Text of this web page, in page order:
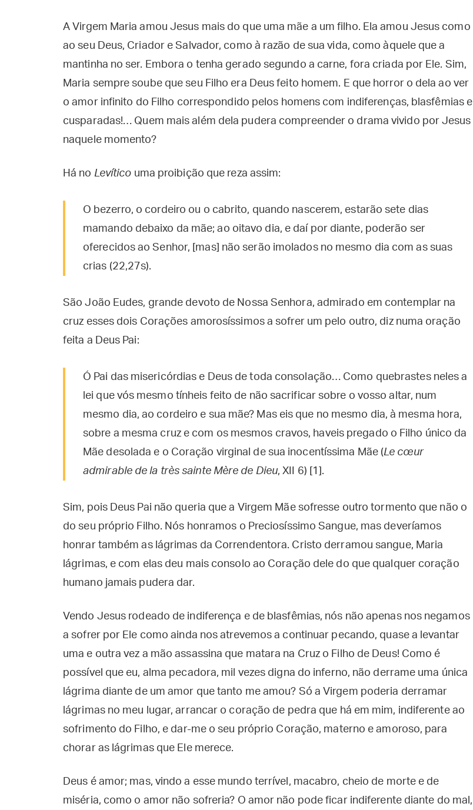
A Virgem Maria amou Jesus mais do que uma mãe a um filho. Ela amou Jesus como
ao seu Deus, Criador e Salvador, como à razão de sua vida, como àquele que a
mantinha no ser. Embora o tenha gerado segundo a carne, fora criada por Ele. Sim,
Maria sempre soube que seu Filho era Deus feito homem. E que horror o dela ao ver
o amor infinito do Filho correspondido pelos homens com indiferenças, blasfêmias e
cusparadas!… Quem mais além dela pudera compreender o drama vivido por Jesus
naquele momento?
Há no Levítico uma proibição que reza assim:
O bezerro, o cordeiro ou o cabrito, quando nascerem, estarão sete dias
mamando debaixo da mãe; ao oitavo dia, e daí por diante, poderão ser
oferecidos ao Senhor, [mas] não serão imolados no mesmo dia com as suas
crias (22,27s).
São João Eudes, grande devoto de Nossa Senhora, admirado em contemplar na
cruz esses dois Corações amorosíssimos a sofrer um pelo outro, diz numa oração
feita a Deus Pai:
Ó Pai das misericórdias e Deus de toda consolação… Como quebrastes neles a
lei que vós mesmo tínheis feito de não sacrificar sobre o vosso altar, num
mesmo dia, ao cordeiro e sua mãe? Mas eis que no mesmo dia, à mesma hora,
sobre a mesma cruz e com os mesmos cravos, haveis pregado o Filho único da
Mãe desolada e o Coração virginal de sua inocentíssima Mãe (Le cœur
admirable de la très sainte Mère de Dieu, XII 6) [1].
Sim, pois Deus Pai não queria que a Virgem Mãe sofresse outro tormento que não o
do seu próprio Filho. Nós honramos o Preciosíssimo Sangue, mas deveríamos
honrar também as lágrimas da Correndentora. Cristo derramou sangue, Maria
lágrimas, e com elas deu mais consolo ao Coração dele do que qualquer coração
humano jamais pudera dar.
Vendo Jesus rodeado de indiferença e de blasfêmias, nós não apenas nos negamos
a sofrer por Ele como ainda nos atrevemos a continuar pecando, quase a levantar
uma e outra vez a mão assassina que matara na Cruz o Filho de Deus! Como é
possível que eu, alma pecadora, mil vezes digna do inferno, não derrame uma única
lágrima diante de um amor que tanto me amou? Só a Virgem poderia derramar
lágrimas no meu lugar, arrancar o coração de pedra que há em mim, indiferente ao
sofrimento do Filho, e dar-me o seu próprio Coração, materno e amoroso, para
chorar as lágrimas que Ele merece.
Deus é amor; mas, vindo a esse mundo terrível, macabro, cheio de morte e de
miséria, como o amor não sofreria? O amor não pode ficar indiferente diante do mal,